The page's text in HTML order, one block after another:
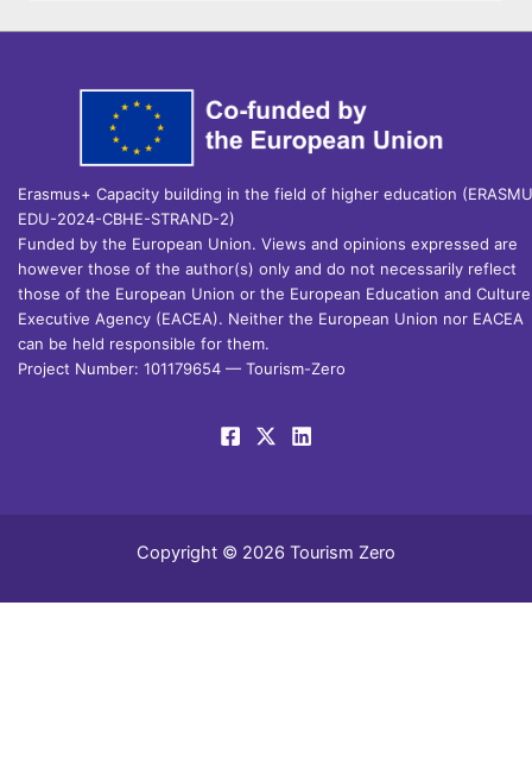
Erasmus+ Capacity building in the field of higher education
EDU-2024-CBHE-STRAND-2)
Funded by the European Union. Views and opinions expressed are
however those of the author(s) only and do not necessarily reflect
those of the European Union or the European Education and Culture
Executive Agency (EACEA). Neither the European Union nor EACEA
can be held responsible for them.
Project Number: 101179654 — Tourism-Zero
Copyright © 2026 Tourism Zero